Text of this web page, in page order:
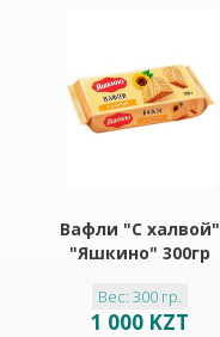
Вафли "С халвой"
"Яшкино" 300гр
Вес: 300 гр.
1 000 KZT